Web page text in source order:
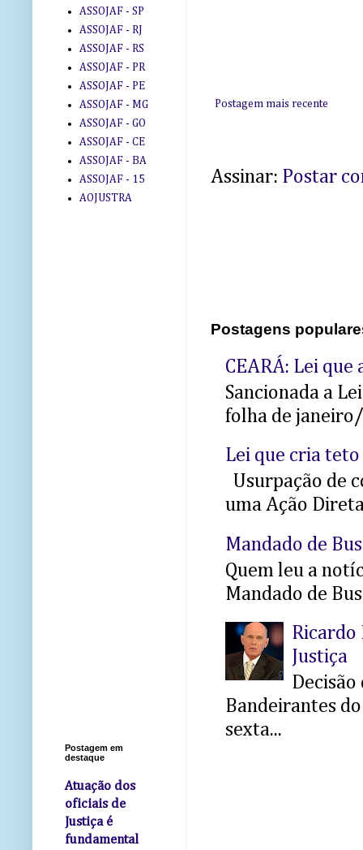
Postagem mais recente
Assinar: Postar
Postagens
CEARÁ: Lei
Sancionada a
folha de
Lei que cria
Usurpação de
uma Ação
Mandado de
Quem leu a
Mandado de
Ricardo
Justiça
Decisão
Bandeirantes
sexta...
ASSOJAF - SP
ASSOJAF - RJ
ASSOJAF - RS
ASSOJAF - PR
ASSOJAF - PE
ASSOJAF - MG
ASSOJAF - GO
ASSOJAF - CE
ASSOJAF - BA
ASSOJAF - 15
AOJUSTRA
Postagem em
destaque
Atuação dos
oficiais de
Justiça é
fundamental